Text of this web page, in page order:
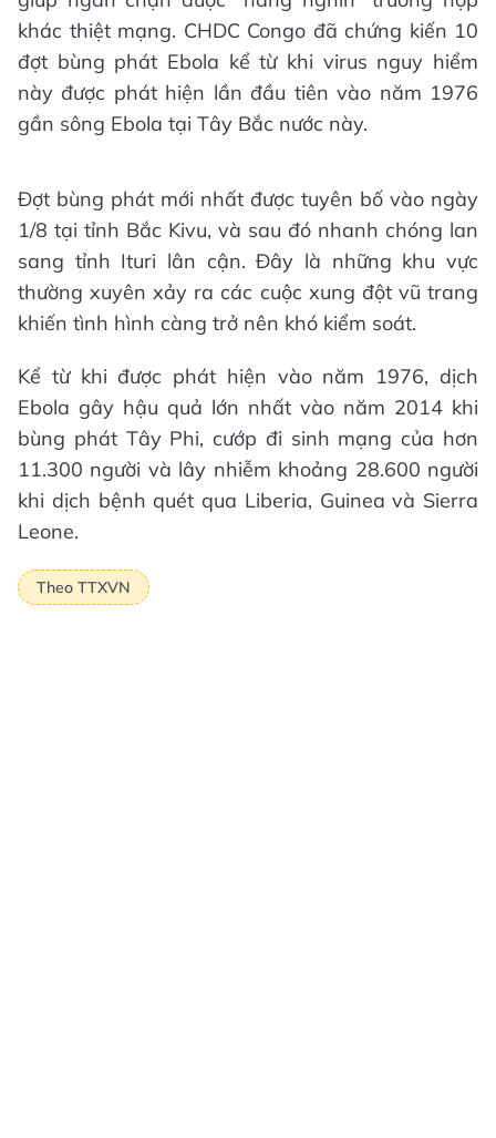
khác thiệt mạng. CHDC Congo đã chứng kiến 10
đợt bùng phát Ebola kể từ khi virus nguy hiểm
này được phát hiện lần đầu tiên vào năm 1976
gần sông Ebola tại Tây Bắc nước này.
Đợt bùng phát mới nhất được tuyên bố vào ngày
1/8 tại tỉnh Bắc Kivu, và sau đó nhanh chóng lan
sang tỉnh Ituri lân cận. Đây là những khu vực
thường xuyên xảy ra các cuộc xung đột vũ trang
khiến tình hình càng trở nên khó kiểm soát.
Kể từ khi được phát hiện vào năm 1976, dịch
Ebola gây hậu quả lớn nhất vào năm 2014 khi
bùng phát Tây Phi, cướp đi sinh mạng của hơn
11.300 người và lây nhiễm khoảng 28.600 người
khi dịch bệnh quét qua Liberia, Guinea và Sierra
Leone.
Theo TTXVN